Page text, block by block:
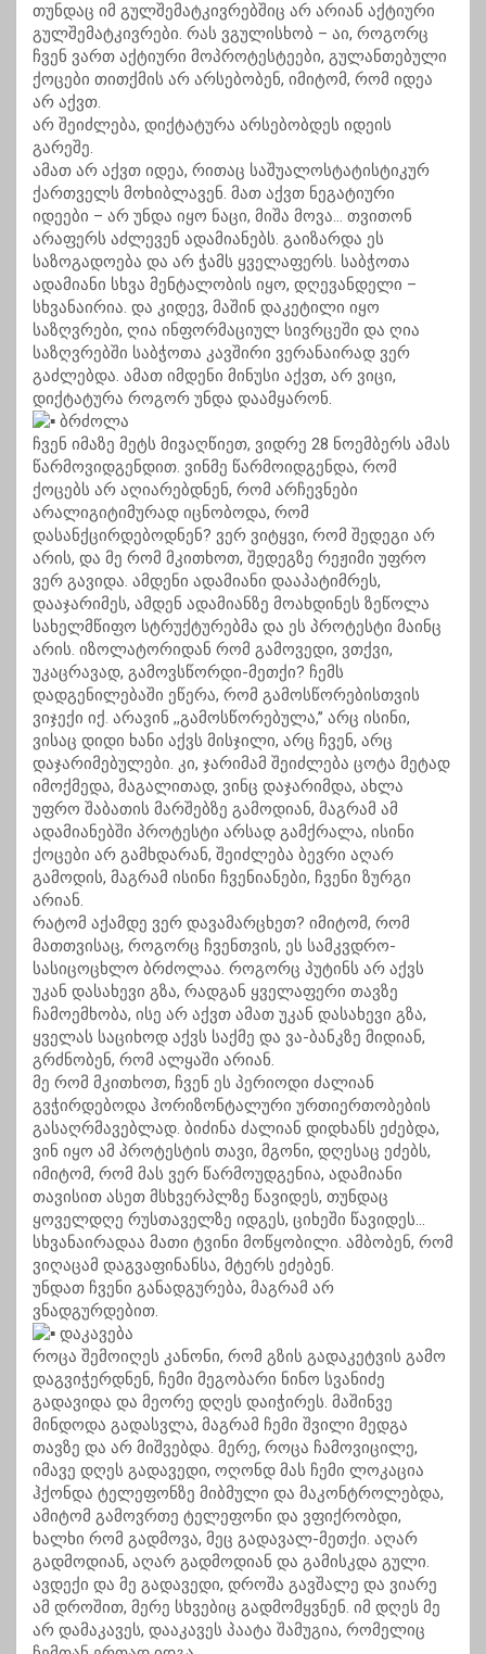
თუნდაც იმ გულშემატკივრებშიც არ არიან აქტიური
გულშემატკივრები. რას ვგულისხობ – აი, როგორც
ჩვენ ვართ აქტიური მოპროტესტეები, გულანთებული
ქოცები თითქმის არ არსებობენ, იმიტომ, რომ იდეა
არ აქვთ.
არ შეიძლება, დიქტატურა არსებობდეს იდეის
გარეშე.
ამათ არ აქვთ იდეა, რითაც საშუალოსტატისტიკურ
ქართველს მოხიბლავენ. მათ აქვთ ნეგატიური
იდეები – არ უნდა იყო ნაცი, მიშა მოვა… თვითონ
არაფერს აძლევენ ადამიანებს. გაიზარდა ეს
საზოგადოება და არ ჭამს ყველაფერს. საბჭოთა
ადამიანი სხვა მენტალობის იყო, დღევანდელი –
სხვანაირია. და კიდევ, მაშინ დაკეტილი იყო
საზღვრები, ღია ინფორმაციულ სივრცეში და ღია
საზღვრებში საბჭოთა კავშირი ვერანაირად ვერ
გაძლებდა. ამათ იმდენი მინუსი აქვთ, არ ვიცი,
დიქტატურა როგორ უნდა დაამყარონ.
ბრძოლა
ჩვენ იმაზე მეტს მივაღწიეთ, ვიდრე 28 ნოემბერს ამას
წარმოვიდგენდით. ვინმე წარმოიდგენდა, რომ
ქოცებს არ აღიარებდნენ, რომ არჩევნები
არალიგიტიმურად იცნობოდა, რომ
დასანქცირდებოდნენ? ვერ ვიტყვი, რომ შედეგი არ
არის, და მე რომ მკითხოთ, შედეგზე რეჟიმი უფრო
ვერ გავიდა. ამდენი ადამიანი დააპატიმრეს,
დააჯარიმეს, ამდენ ადამიანზე მოახდინეს ზეწოლა
სახელმწიფო სტრუქტურებმა და ეს პროტესტი მაინც
არის. იზოლატორიდან რომ გამოვედი, ვთქვი,
უკაცრავად, გამოვსწორდი-მეთქი? ჩემს
დადგენილებაში ეწერა, რომ გამოსწორებისთვის
ვიჯექი იქ. არავინ ,,გამოსწორებულა,’’ არც ისინი,
ვისაც დიდი ხანი აქვს მისჯილი, არც ჩვენ, არც
დაჯარიმებულები. კი, ჯარიმამ შეიძლება ცოტა მეტად
იმოქმედა, მაგალითად, ვინც დაჯარიმდა, ახლა
უფრო შაბათის მარშებზე გამოდიან, მაგრამ ამ
ადამიანებში პროტესტი არსად გამქრალა, ისინი
ქოცები არ გამხდარან, შეიძლება ბევრი აღარ
გამოდის, მაგრამ ისინი ჩვენიანები, ჩვენი ზურგი
არიან.
რატომ აქამდე ვერ დავამარცხეთ? იმიტომ, რომ
მათთვისაც, როგორც ჩვენთვის, ეს სამკვდრო-
სასიცოცხლო ბრძოლაა. როგორც პუტინს არ აქვს
უკან დასახევი გზა, რადგან ყველაფერი თავზე
ჩამოემხობა, ისე არ აქვთ ამათ უკან დასახევი გზა,
ყველას საციხოდ აქვს საქმე და ვა-ბანკზე მიდიან,
გრძნობენ, რომ ალყაში არიან.
მე რომ მკითხოთ, ჩვენ ეს პერიოდი ძალიან
გვჭირდებოდა ჰორიზონტალური ურთიერთობების
გასაღრმავებლად. ბიძინა ძალიან დიდხანს ეძებდა,
ვინ იყო ამ პროტესტის თავი, მგონი, დღესაც ეძებს,
იმიტომ, რომ მას ვერ წარმოუდგენია, ადამიანი
თავისით ასეთ მსხვერპლზე წავიდეს, თუნდაც
ყოველდღე რუსთაველზე იდგეს, ციხეში წავიდეს…
სხვანაირადაა მათი ტვინი მოწყობილი. ამბობენ, რომ
ვიღაცამ დაგვაფინანსა, მტერს ეძებენ.
უნდათ ჩვენი განადგურება, მაგრამ არ
ვნადგურდებით.
დაკავება
როცა შემოიღეს კანონი, რომ გზის გადაკეტვის გამო
დაგვიჭერდნენ, ჩემი მეგობარი ნინო სვანიძე
გადავიდა და მეორე დღეს დაიჭირეს. მაშინვე
მინდოდა გადასვლა, მაგრამ ჩემი შვილი მედგა
თავზე და არ მიშვებდა. მერე, როცა ჩამოვიცილე,
იმავე დღეს გადავედი, ოღონდ მას ჩემი ლოკაცია
ჰქონდა ტელეფონზე მიბმული და მაკონტროლებდა,
ამიტომ გამოვრთე ტელეფონი და ვფიქრობდი,
ხალხი რომ გადმოვა, მეც გადავალ-მეთქი. აღარ
გადმოდიან, აღარ გადმოდიან და გამისკდა გული.
ავდექი და მე გადავედი, დროშა გავშალე და ვიარე
ამ დროშით, მერე სხვებიც გადმომყვნენ. იმ დღეს მე
არ დამაკავეს, დააკავეს პაატა შამუგია, რომელიც